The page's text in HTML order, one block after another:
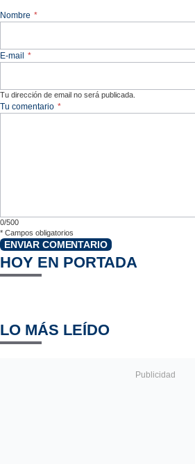
Nombre *
E-mail *
Tu dirección de email no será publicada.
Tu comentario *
0/500
* Campos obligatorios
ENVIAR COMENTARIO
HOY EN PORTADA
LO MÁS LEÍDO